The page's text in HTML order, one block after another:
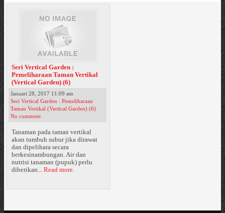
Seri Vertical Garden :
Pemeliharaan Taman Vertikal
(Vertical Garden) (6)
Januari 28, 2017 11:09 am
Seri Vertical Garden : Pemeliharaan
Taman Vertikal (Vertical Garden) (6)
No comment
Tanaman pada taman vertikal
akan tumbuh subur jika dirawat
dan dipelihara secara
berkesinambungan. Air dan
nutrisi tanaman (pupuk) perlu
diberikan... Read more.